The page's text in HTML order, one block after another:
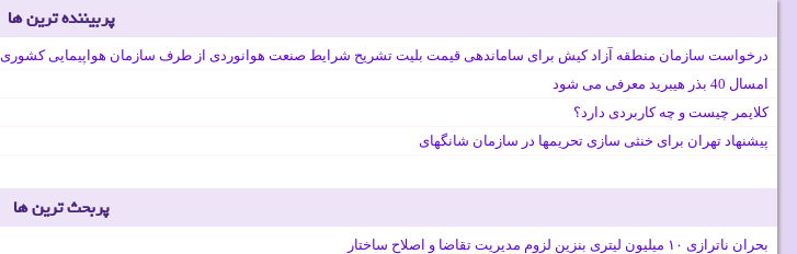
پربیننده ترین ها
درخواست سازمان منطقه آزاد کیش برای ساماندهی قیمت بلیت تشریح شرایط صنعت هوانوردی از طرف سازمان هواپیمایی کشوری
امسال 40 بذر هیبرید معرفی می شود
کلایمر چیست و چه کاربردی دارد؟
پیشنهاد تهران برای خنثی سازی تحریمها در سازمان شانگهای
پربحث ترین ها
بحران ناترازی ۱۰ میلیون لیتری بنزین لزوم مدیریت تقاضا و اصلاح ساختار